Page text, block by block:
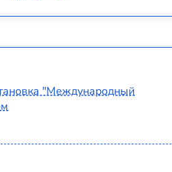
"Международный